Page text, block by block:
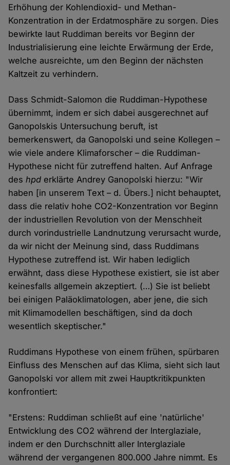
Erhöhung der Kohlendioxid- und Methan-
Konzentration in der Erdatmosphäre zu sorgen. Dies
bewirkte laut Ruddiman bereits vor Beginn der
Industrialisierung eine leichte Erwärmung der Erde,
welche ausreichte, um den Beginn der nächsten
Kaltzeit zu verhindern.
Dass Schmidt-Salomon die Ruddiman-Hypothese
übernimmt, indem er sich dabei ausgerechnet auf
Ganopolskis Untersuchung beruft, ist
bemerkenswert, da Ganopolski und seine Kollegen –
wie viele andere Klimaforscher – die Ruddiman-
Hypothese nicht für zutreffend halten. Auf Anfrage
deshpd erklärte Andrey Ganopolski hierzu: "Wir
haben [in unserem Text – d. Übers.] nicht behauptet,
dass die relativ hohe CO2-Konzentration vor Beginn
der industriellen Revolution von der Menschheit
durch vorindustrielle Landnutzung verursacht wurde,
da wir nicht der Meinung sind, dass Ruddimans
Hypothese zutreffend ist. Wir haben lediglich
erwähnt, dass diese Hypothese existiert, sie ist aber
keinesfalls allgemein akzeptiert. (…) Sie ist beliebt
bei einigen Paläoklimatologen, aber jene, die sich
mit Klimamodellen beschäftigen, sind da doch
wesentlich skeptischer."
Ruddimans Hypothese von einem frühen, spürbaren
Einfluss des Menschen auf das Klima, sieht sich laut
Ganopolski vor allem mit zwei Hauptkritikpunkten
konfrontiert:
"Erstens: Ruddiman schließt auf eine 'natürliche'
Entwicklung des CO2 während der Interglaziale,
indem er den Durchschnitt aller Interglaziale
während der vergangenen 800.000 Jahre nimmt. Es